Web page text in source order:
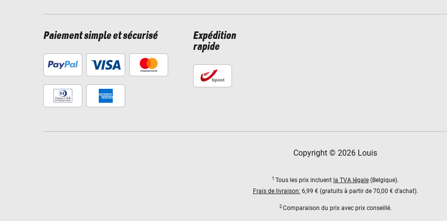
Paiement simple et sécurisé
Expédition
rapide
Copyright © 2026 Louis
1 Tous les prix incluent la TVA légale (Belgique).
Frais de livraison: 6,99 € (gratuits à partir de 70,00 € d’achat).
2 Comparaison du prix avec prix conseillé.